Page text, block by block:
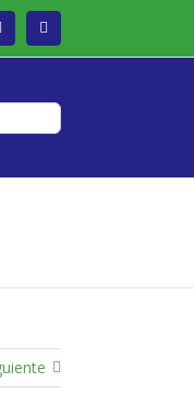
Instagram